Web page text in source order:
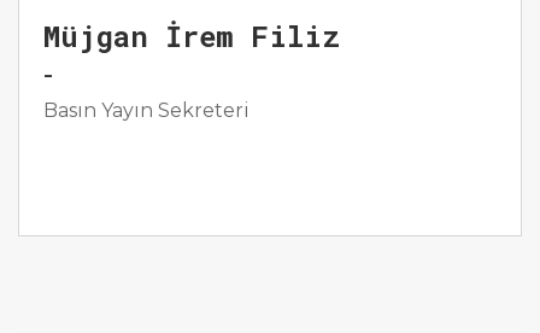
Müjgan İrem Filiz
-
Basın Yayın Sekreteri